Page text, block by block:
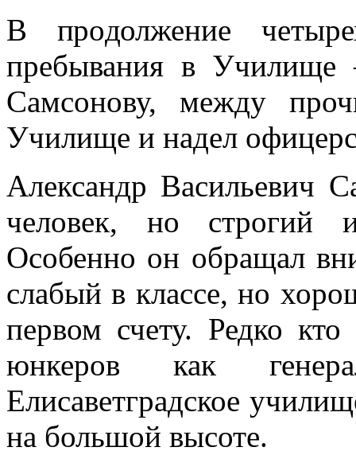
В продолжение
пребывания в Училище
Самсонову, между
Училище и надел
Александр Васильевич
человек, но строгий и
Особенно он обращал
слабый в классе, но
первом счету. Редко
юнкеров как
Елисаветградское
на большой высоте.